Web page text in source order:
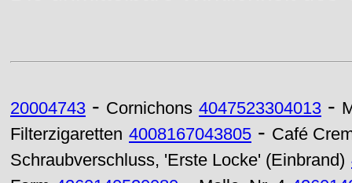
20004743 - Cornichons 4047523304013 -
Filterzigaretten 4008167043805 - Café
Schraubverschluss, 'Erste Locke' (Einbrand)